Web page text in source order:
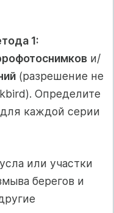
1:
и/
(разрешение не
Определите
каждой серии
или участки
берегов и